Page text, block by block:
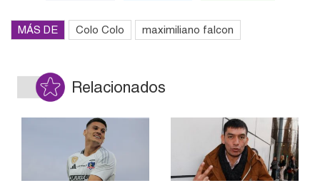
MÁS DE Colo Colo maximiliano falcon
Relacionados